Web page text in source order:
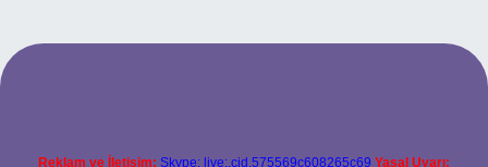
Reklam ve İletişim: Skype: live:.cid.575569c608265c69 Yasal Uyarı: